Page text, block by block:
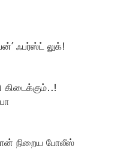
ஃபர்ஸ்ட் லுக்!
கிடைக்கும்..!
நிறைய போலீஸ்